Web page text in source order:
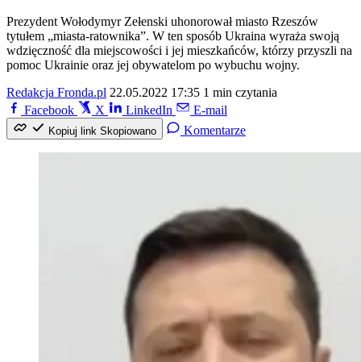
Prezydent Wołodymyr Zełenski uhonorował miasto Rzeszów
tytułem „miasta-ratownika”. W ten sposób Ukraina wyraża swoją
wdzięczność dla miejscowości i jej mieszkańców, którzy przyszli na
pomoc Ukrainie oraz jej obywatelom po wybuchu wojny.
Redakcja Fronda.pl 22.05.2022 17:35 1 min czytania
Facebook
X LinkedIn E-mail
Kopiuj link Skopiowano Komentarze